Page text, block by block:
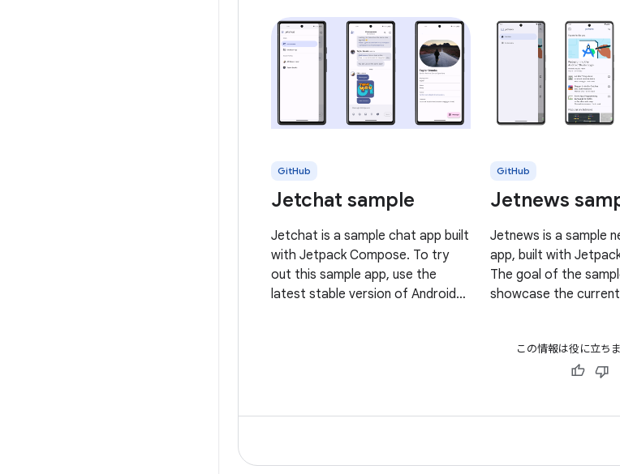
GitHub
Jetchat sample
Jetchat is a sample chat app built
with Jetpack Compose. To try
out this sample app, use the
latest stable version of Android
GitHub
Jetnews
Jetnews is a sample
app, built with
The goal of the
showcase the current
latest stable version
Studio. You can clone
この情報は役に立ち